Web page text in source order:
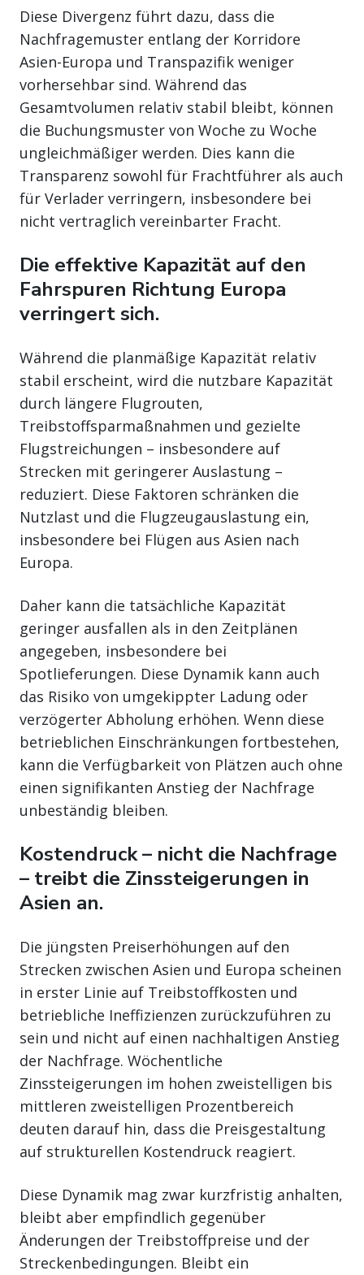
Diese Divergenz führt dazu, dass die
Nachfragemuster entlang der Korridore
Asien-Europa und Transpazifik weniger
vorhersehbar sind. Während das
Gesamtvolumen relativ stabil bleibt, können
die Buchungsmuster von Woche zu Woche
ungleichmäßiger werden. Dies kann die
Transparenz sowohl für Frachtführer als auch
für Verlader verringern, insbesondere bei
nicht vertraglich vereinbarter Fracht.
Die effektive Kapazität auf den
Fahrspuren Richtung Europa
verringert sich.
Während die planmäßige Kapazität relativ
stabil erscheint, wird die nutzbare Kapazität
durch längere Flugrouten,
Treibstoffsparmaßnahmen und gezielte
Flugstreichungen – insbesondere auf
Strecken mit geringerer Auslastung –
reduziert. Diese Faktoren schränken die
Nutzlast und die Flugzeugauslastung ein,
insbesondere bei Flügen aus Asien nach
Europa.
Daher kann die tatsächliche Kapazität
geringer ausfallen als in den Zeitplänen
angegeben, insbesondere bei
Spotlieferungen. Diese Dynamik kann auch
das Risiko von umgekippter Ladung oder
verzögerter Abholung erhöhen. Wenn diese
betrieblichen Einschränkungen fortbestehen,
kann die Verfügbarkeit von Plätzen auch ohne
einen signifikanten Anstieg der Nachfrage
unbeständig bleiben.
Kostendruck – nicht die Nachfrage
– treibt die Zinssteigerungen in
Asien an.
Die jüngsten Preiserhöhungen auf den
Strecken zwischen Asien und Europa scheinen
in erster Linie auf Treibstoffkosten und
betriebliche Ineffizienzen zurückzuführen zu
sein und nicht auf einen nachhaltigen Anstieg
der Nachfrage. Wöchentliche
Zinssteigerungen im hohen zweistelligen bis
mittleren zweistelligen Prozentbereich
deuten darauf hin, dass die Preisgestaltung
auf strukturellen Kostendruck reagiert.
Diese Dynamik mag zwar kurzfristig anhalten,
bleibt aber empfindlich gegenüber
Änderungen der Treibstoffpreise und der
Streckenbedingungen. Bleibt ein